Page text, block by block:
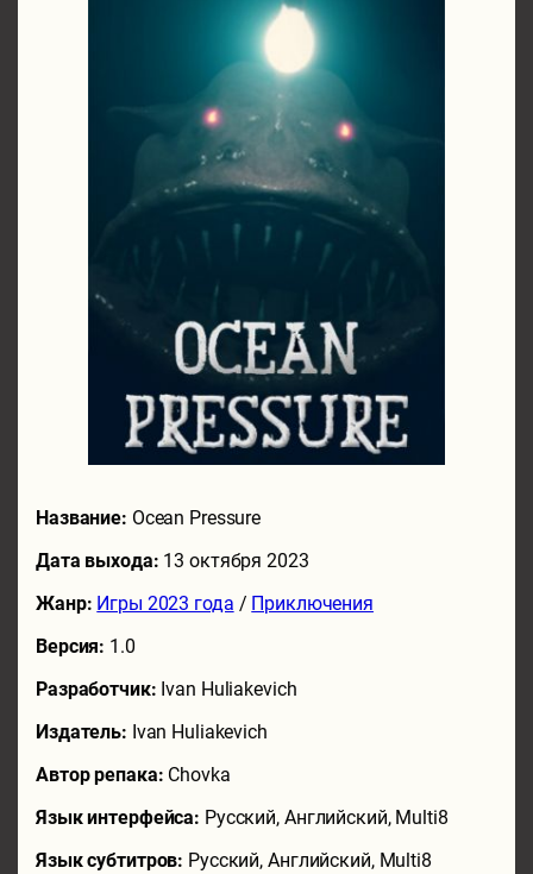
Название: Ocean Pressure
Дата выхода: 13 октября 2023
Жанр: Игры 2023 года / Приключения
Версия: 1.0
Разработчик: Ivan Huliakevich
Издатель: Ivan Huliakevich
Автор репака: Chovka
Язык интерфейса: Русский, Английский, Multi8
Язык субтитров: Русский, Английский, Multi8